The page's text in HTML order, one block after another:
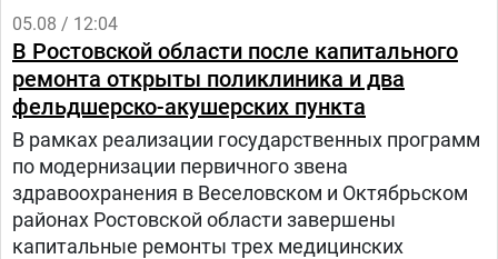
произошел рецидив болезни. Нур попала на
лечение в «Шибу» в рамках гуманитарного
проекта «Шевет-ахим» («Кровные братья).
05.08 / 12:04
В Ростовской области после капитального
ремонта открыты поликлиника и два
фельдшерско-акушерских пункта
В рамках реализации государственных программ
по модернизации первичного звена
здравоохранения в Веселовском и Октябрьском
районах Ростовской области завершены
капитальные ремонты трех медицинских